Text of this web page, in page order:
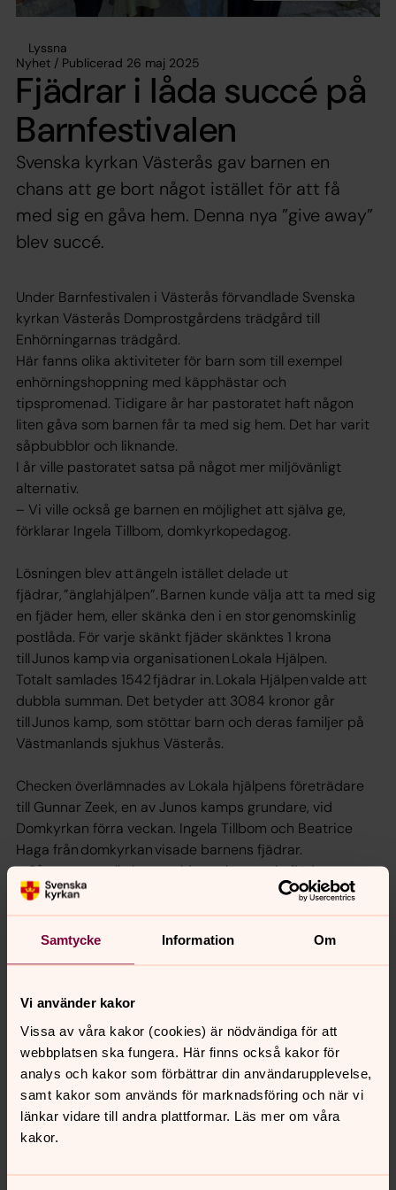
Samtycke Information Om
Vi använder kakor
Vissa av våra kakor (cookies) är nödvändiga för att
webbplatsen ska fungera. Här finns också kakor för
analys och kakor som förbättrar din användarupplevelse,
samt kakor som används för marknadsföring och när vi
länkar vidare till andra plattformar. Läs mer om våra
kakor.
Lyssna
Nyhet / Publicerad 26 maj 2025
Fjädrar i låda succé på
Barnfestivalen
Svenska kyrkan Västerås gav barnen en
chans att ge bort något istället för att få
med sig en gåva hem. Denna nya ”give away”
blev succé.
Under Barnfestivalen i Västerås förvandlade Svenska
kyrkan Västerås Domprostgårdens trädgård till
Enhörningarnas trädgård.
Här fanns olika aktiviteter för barn som till exempel
enhörningshoppning med käpphästar och
tipspromenad. Tidigare år har pastoratet haft någon
liten gåva som barnen får ta med sig hem. Det har varit
såpbubblor och liknande.
I år ville pastoratet satsa på något mer miljövänligt
alternativ.
– Vi ville också ge barnen en möjlighet att själva ge,
förklarar Ingela Tillbom, domkyrkopedagog.
Lösningen blev att ängeln istället delade ut
fjädrar, ”änglahjälpen”. Barnen kunde välja att ta med sig
en fjäder hem, eller skänka den i en stor genomskinlig
postlåda. För varje skänkt fjäder skänktes 1 krona
till Junos kamp via organisationen Lokala Hjälpen.
Totalt samlades 1542 fjädrar in. Lokala Hjälpen valde att
dubbla summan. Det betyder att 3084 kronor går
till Junos kamp, som stöttar barn och deras familjer på
Västmanlands sjukhus Västerås.
Checken överlämnades av Lokala hjälpens företrädare
till Gunnar Zeek, en av Junos kamps grundare, vid
Domkyrkan förra veckan. Ingela Tillbom och Beatrice
Haga från domkyrkan visade barnens fjädrar.
– Så gott som alla barn valde att lämna sin fjäder
i postlådan, säger Ingela Tillbom. Det visar att barn vill
vara generösa och hjälpa andra. Vi måste bara ge dem
möjligheten.
Foto: Hanna Wallsten
Amanda Gahm. Foto: Hanna Wallsten
Fakta om Junos Kamp
Junos Kamp är en ideell förening som stöttar
cancerdrabbade och svårt sjuka barn och deras